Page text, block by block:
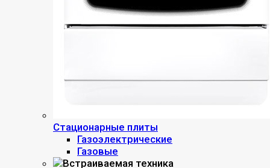
Стационарные плиты
Газоэлектрические
Газовые